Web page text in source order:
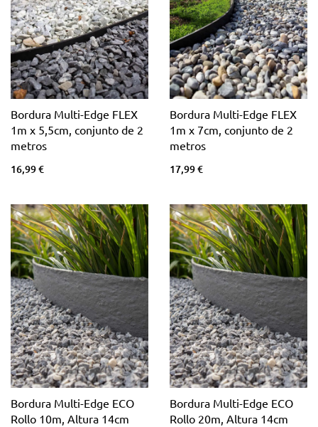
Bordura Multi-Edge FLEX
1m x 5,5cm, conjunto de 2
metros
16,99 €
Bordura Multi-Edge FLEX
1m x 7cm, conjunto de 2
metros
17,99 €
Bordura Multi-Edge ECO
Rollo 10m, Altura 14cm
Bordura Multi-Edge ECO
Rollo 20m, Altura 14cm